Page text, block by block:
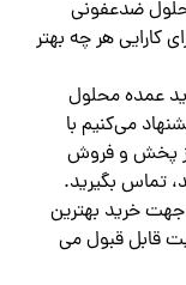
ضدعفونی
کارایی هر چه بهتر
عمده محلول
پیشنهاد می‌کنیم با
پخش و فروش
تماس بگیرید.
جهت خرید بهترین
قابل قبول می